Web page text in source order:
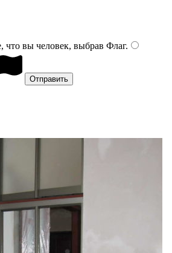
что вы человек, выбрав Флаг.